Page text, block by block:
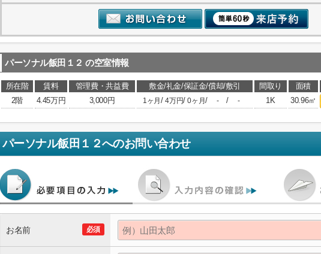
パーソナル飯田１２ の空室情報
所在階 賃料 管理費・共益費 敷金/礼金/保証金/償却/敷引 間取り 面積
2階
4.45万円 3,000円 1ヶ月/4万円/0ヶ月/ - / - 1K 30.96㎡
パーソナル飯田１２へのお問い合わせ
必須
お名前